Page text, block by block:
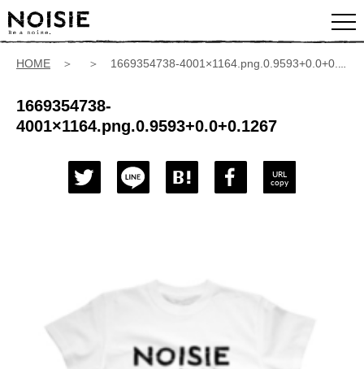
HOME ＞ ＞ 1669354738-4001×1164.png.0.9593+0.0+0.1267
1669354738-
4001×1164.png.0.9593+0.0+0.1267
URL
copy